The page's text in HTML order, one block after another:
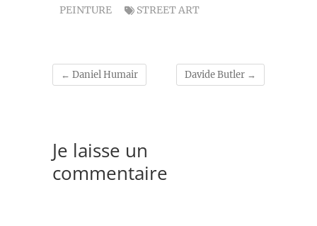
PEINTURE
STREET ART
← Daniel Humair Davide Butler →
Je laisse un
commentaire